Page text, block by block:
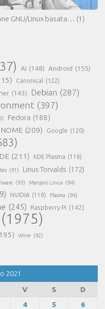
GNU/Linux basata… (1)
AI (148) Android (155)
Canonical (122)
(143) Debian (287)
(397)
Fedora (188)
(209) Google (120)
(211) KDE Plasma (118)
(91) Linus Torvalds (172)
(93) Manjaro Linux (94)
NVIDIA (118) Plasma (94)
(245) Raspberry Pi (142)
(1975)
Wine (92)
2021
V S
D
4 5
6